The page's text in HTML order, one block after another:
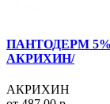
ПАНТОДЕРМ
АКРИХИН/
АКРИХИН